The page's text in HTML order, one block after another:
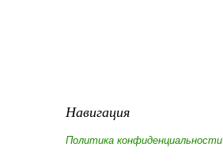
Навигация
Политика конфиденциальности